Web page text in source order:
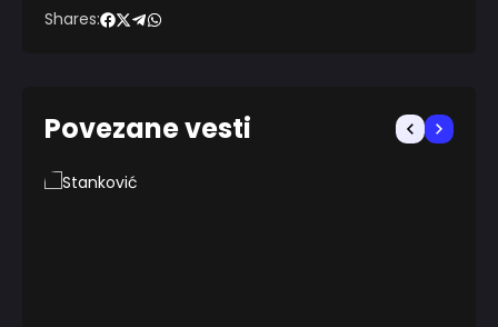
Shares:
Povezane vesti